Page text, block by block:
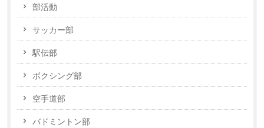
部活動
サッカー部
駅伝部
ボクシング部
空手道部
バドミントン部